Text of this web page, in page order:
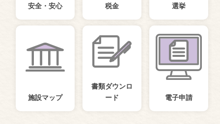
安全・安心 税金 選挙
施設マップ
書類ダウンロ
ード
電子申請